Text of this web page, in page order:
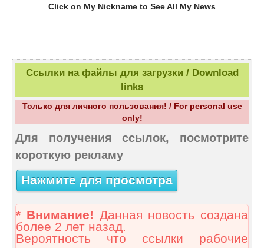
Click on My Nickname to See All My News
Ссылки на файлы для загрузки / Download
links
Только для личного пользования! / For personal use
only!
Для получения ссылок, посмотрите
короткую рекламу
Нажмите для просмотра
* Внимание! Данная новость создана
более 2 лет назад.
Вероятность что ссылки рабочие